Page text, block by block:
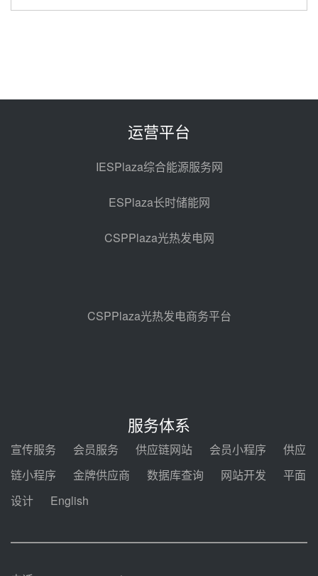
光热示范电站二列蒸汽发生器设备
热发电工程EPC总承包项目熔盐截
昊森机电中标新疆华电天山北麓基
地100MW光热发电工程EPC总承
包项目熔盐介质超声波流量计采购
前天 08-05 17:09
前天 08-05 14:48
2026-2029年熔盐介质框架协议
中能建华中试研院中标重能新疆
100MW光热项目机组调试及性能
规模化助力构建绿色低碳电力供给
运营平台
IESPlaza综合能源服务网
ESPlaza长时储能网
CSPPlaza光热发电网
CSPPlaza光热发电商务平台
服务体系
宣传服务 会员服务 供应链网站 会员小程序
供应
链小程序
金牌供应商 数据库查询 网站开发
平面
设计
English